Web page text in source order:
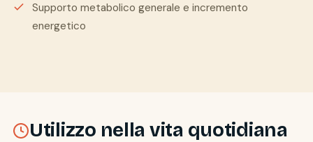
Supporto metabolico generale e incremento
energetico
Utilizzo nella vita quotidiana